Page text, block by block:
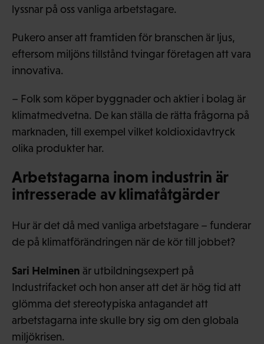
lyssnar på oss vanliga arbetstagare.
Pukero anser att framtiden för branschen är ljus,
eftersom miljöns tillstånd tvingar företagen att vara
innovativa.
– Folk som köper byggnader och aktier i bolag är
klimatmedvetna. De kan ställa de rätta frågorna på
marknaden, till exempel vilket koldioxidavtryck
olika produkter har.
Arbetstagarna inom industrin är
intresserade av klimatåtgärder
Hur är det då med vanliga arbetstagare – funderar
de på klimatförändringen när de kör till jobbet?
Sari Helminen är utbildningsexpert på
Industrifacket och hon anser att det är hög tid att
glömma det stereotypiska antagandet att
arbetstagarna inte skulle bry sig om den globala
miljökrisen.